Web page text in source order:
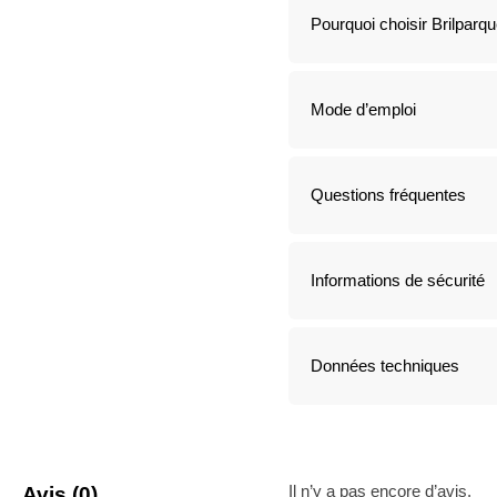
Pourquoi choisir
Mode d’emploi
Questions fréquentes
Informations de sécurité
Données techniques
Il n’y a pas encore d’avis.